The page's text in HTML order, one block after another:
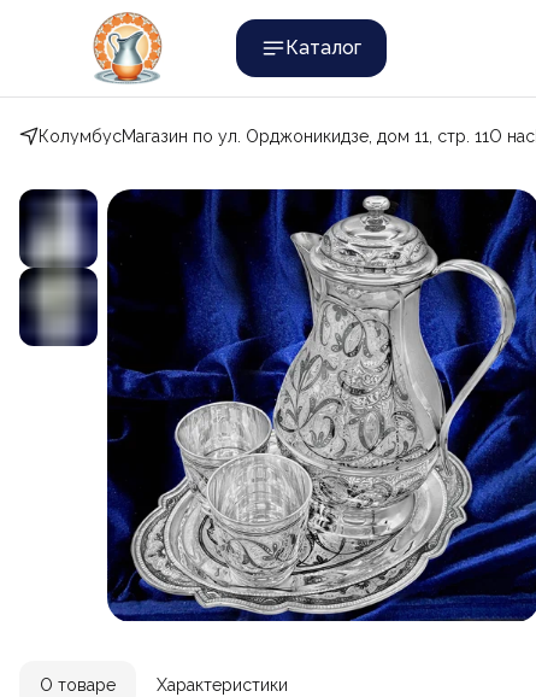
Каталог
КолумбусМагазин по ул. Орджоникидзе, дом 11, стр. 11О нас
О товаре Характеристики